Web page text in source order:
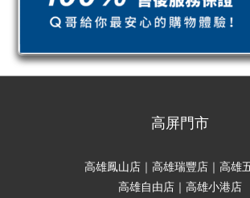
高屏門市
高雄鳳山店｜高雄瑞豐店｜高雄
高雄自由店｜高雄小港店